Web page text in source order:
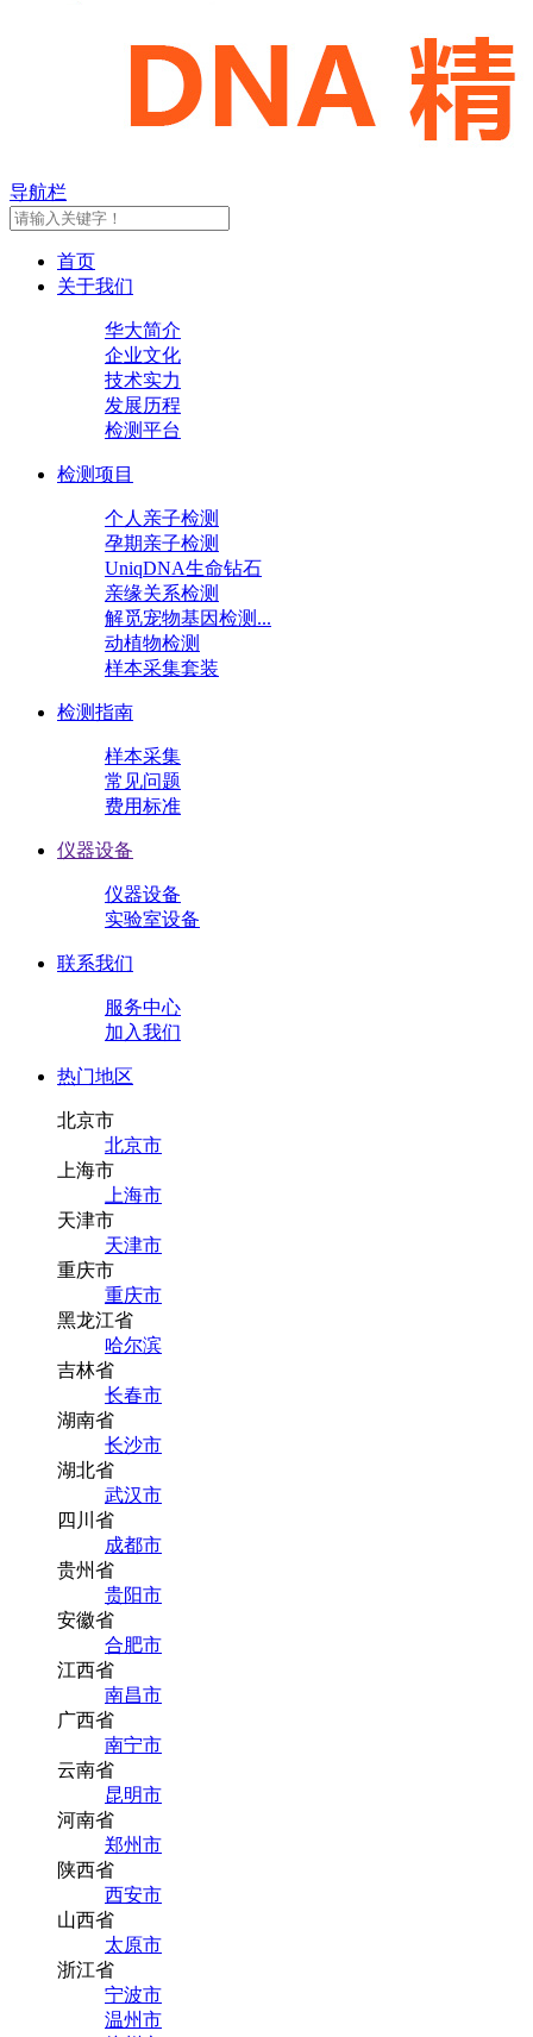
导航栏
首页
关于我们
华大简介
企业文化
技术实力
发展历程
检测平台
检测项目
个人亲子检测
孕期亲子检测
UniqDNA生命钻石
亲缘关系检测
解觅宠物基因检测...
动植物检测
样本采集套装
检测指南
样本采集
常见问题
费用标准
仪器设备
仪器设备
实验室设备
联系我们
服务中心
加入我们
热门地区
北京市
北京市
上海市
上海市
天津市
天津市
重庆市
重庆市
黑龙江省
哈尔滨
吉林省
长春市
湖南省
长沙市
湖北省
武汉市
四川省
成都市
贵州省
贵阳市
安徽省
合肥市
江西省
南昌市
广西省
南宁市
云南省
昆明市
河南省
郑州市
陕西省
西安市
山西省
太原市
浙江省
宁波市
温州市